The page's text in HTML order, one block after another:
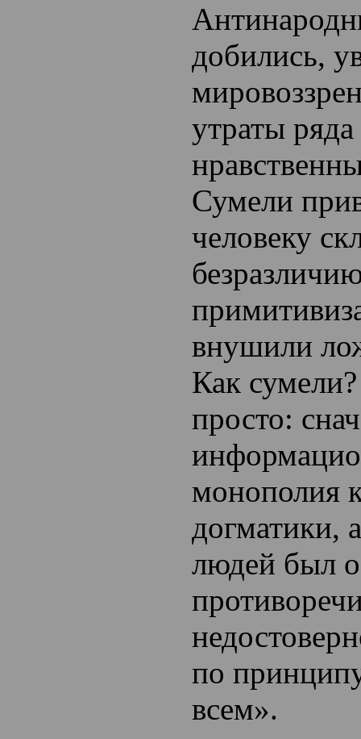
добились,
утраты
Сумели
человеку
внушили
Как
просто:
монополия
догматики,
людей был
по
всем».